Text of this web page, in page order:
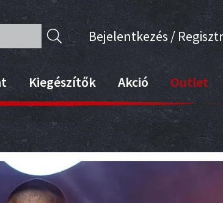
Bejelentkezés /
Kiegészítők Akció Outlet